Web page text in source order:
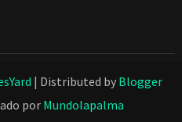
| Distributed by Blogger
por Mundolapalma